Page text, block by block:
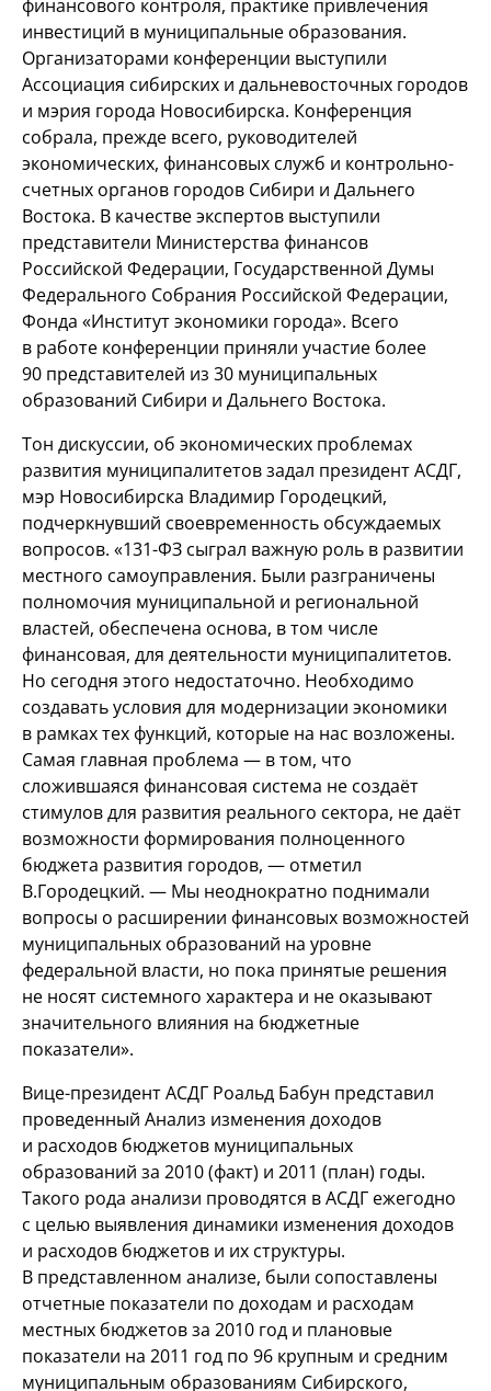
финансового контроля, практике привлечения
инвестиций в муниципальные образования.
Организаторами конференции выступили
Ассоциация сибирских и дальневосточных городов
и мэрия города Новосибирска. Конференция
собрала, прежде всего, руководителей
экономических, финансовых служб и контрольно-
счетных органов городов Сибири и Дальнего
Востока. В качестве экспертов выступили
представители Министерства финансов
Российской Федерации, Государственной Думы
Федерального Собрания Российской Федерации,
Фонда «Институт экономики города». Всего
в работе конференции приняли участие более
90 представителей из 30 муниципальных
образований Сибири и Дальнего Востока.
Тон дискуссии, об экономических проблемах
развития муниципалитетов задал президент АСДГ,
мэр Новосибирска Владимир Городецкий,
подчеркнувший своевременность обсуждаемых
вопросов. «131-ФЗ сыграл важную роль в развитии
местного самоуправления. Были разграничены
полномочия муниципальной и региональной
властей, обеспечена основа, в том числе
финансовая, для деятельности муниципалитетов.
Но сегодня этого недостаточно. Необходимо
создавать условия для модернизации экономики
в рамках тех функций, которые на нас возложены.
Самая главная проблема — в том, что
сложившаяся финансовая система не создаёт
стимулов для развития реального сектора, не даёт
возможности формирования полноценного
бюджета развития городов, — отметил
В.Городецкий. — Мы неоднократно поднимали
вопросы о расширении финансовых возможностей
муниципальных образований на уровне
федеральной власти, но пока принятые решения
не носят системного характера и не оказывают
значительного влияния на бюджетные
показатели».
Вице-президент АСДГ Роальд Бабун представил
проведенный Анализ изменения доходов
и расходов бюджетов муниципальных
образований за 2010 (факт) и 2011 (план) годы.
Такого рода анализи проводятся в АСДГ ежегодно
с целью выявления динамики изменения доходов
и расходов бюджетов и их структуры.
В представленном анализе, были сопоставлены
отчетные показатели по доходам и расходам
местных бюджетов за 2010 год и плановые
показатели на 2011 год по 96 крупным и средним
муниципальным образованиям Сибирского,